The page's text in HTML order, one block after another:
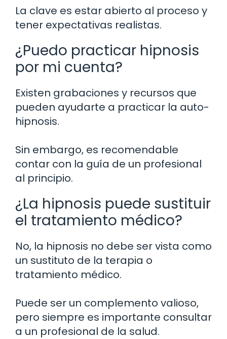
La clave es estar abierto al proceso y
tener expectativas realistas.
¿Puedo practicar hipnosis
por mi cuenta?
Existen grabaciones y recursos que
pueden ayudarte a practicar la auto-
hipnosis.
Sin embargo, es recomendable
contar con la guía de un profesional
al principio.
¿La hipnosis puede sustituir
el tratamiento médico?
No, la hipnosis no debe ser vista como
un sustituto de la terapia o
tratamiento médico.
Puede ser un complemento valioso,
pero siempre es importante consultar
a un profesional de la salud.